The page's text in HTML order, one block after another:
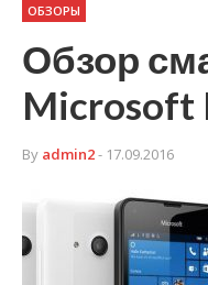
ОБЗОРЫ
Обзор
Microsoft
By admin2- 17.09.2016